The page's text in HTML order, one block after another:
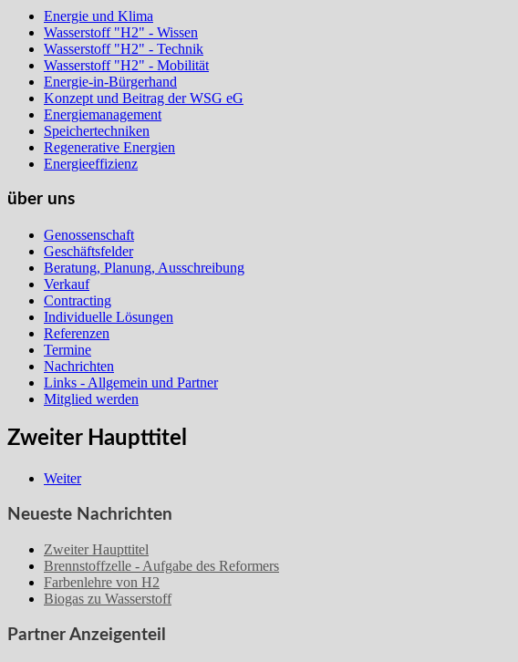
Energie und Klima
Wasserstoff "H2" - Wissen
Wasserstoff "H2" - Technik
Wasserstoff "H2" - Mobilität
Energie-in-Bürgerhand
Konzept und Beitrag der WSG eG
Energiemanagement
Speichertechniken
Regenerative Energien
Energieeffizienz
über uns
Genossenschaft
Geschäftsfelder
Beratung, Planung, Ausschreibung
Verkauf
Contracting
Individuelle Lösungen
Referenzen
Termine
Nachrichten
Links - Allgemein und Partner
Mitglied werden
Zweiter Haupttitel
Weiter
Neueste Nachrichten
Zweiter Haupttitel
Brennstoffzelle - Aufgabe des Reformers
Farbenlehre von H2
Biogas zu Wasserstoff
Partner Anzeigenteil